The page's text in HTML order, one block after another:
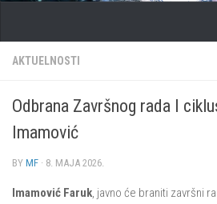
AKTUELNOSTI
Odbrana Završnog rada I
Imamović
BY MF · 8. MAJA 2026.
Imamović Faruk, javno će braniti završni